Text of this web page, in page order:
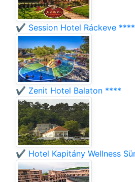
✔️ Session Hotel Ráckeve ****
✔️ Zenit Hotel Balaton ****
✔️ Hotel Kapitány Wellness